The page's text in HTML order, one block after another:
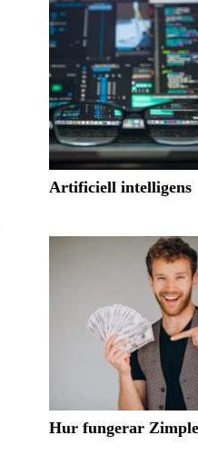
Artificiell intelligens
Hur fungerar